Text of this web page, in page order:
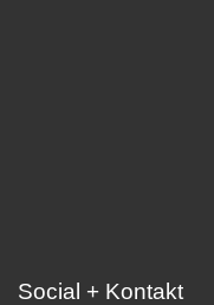
Social + Kontakt